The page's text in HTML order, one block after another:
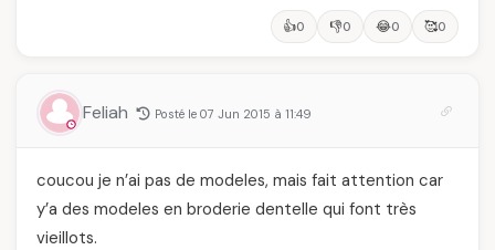
👍0 👎0 😂0 🥰0
Feliah Posté le 07 Jun 2015 à 11:49
coucou je n’ai pas de modeles, mais fait attention car
y’a des modeles en broderie dentelle qui font très
vieillots.